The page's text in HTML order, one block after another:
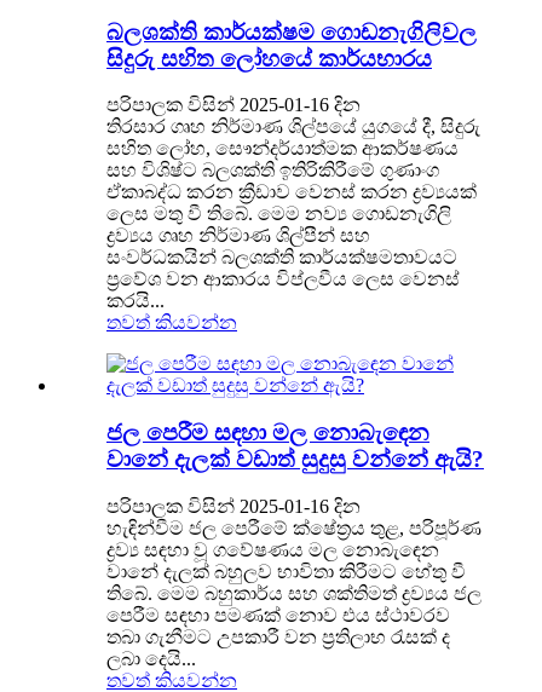
බලශක්ති කාර්යක්ෂම ගොඩනැගිලිවල
සිදුරු සහිත ලෝහයේ කාර්යභාරය
පරිපාලක විසින් 2025-01-16 දින
තිරසාර ගෘහ නිර්මාණ ශිල්පයේ යුගයේ දී, සිදුරු
සහිත ලෝහ, සෞන්දර්යාත්මක ආකර්ෂණය
සහ විශිෂ්ට බලශක්ති ඉතිරිකිරීමේ ගුණාංග
ඒකාබද්ධ කරන ක්‍රීඩාව වෙනස් කරන ද්‍රව්‍යයක්
ලෙස මතු වී තිබේ. මෙම නව්‍ය ගොඩනැගිලි
ද්‍රව්‍යය ගෘහ නිර්මාණ ශිල්පීන් සහ
සංවර්ධකයින් බලශක්ති කාර්යක්ෂමතාවයට
ප්‍රවේශ වන ආකාරය විප්ලවීය ලෙස වෙනස්
කරයි...
තවත් කියවන්න
ජල පෙරීම සඳහා මල නොබැඳෙන
වානේ දැලක් වඩාත් සුදුසු වන්නේ ඇයි?
පරිපාලක විසින් 2025-01-16 දින
හැඳින්වීම ජල පෙරීමේ ක්ෂේත්‍රය තුළ, පරිපූර්ණ
ද්‍රව්‍ය සඳහා වූ ගවේෂණය මල නොබැඳෙන
වානේ දැලක් බහුලව භාවිතා කිරීමට හේතු වී
තිබේ. මෙම බහුකාර්ය සහ ශක්තිමත් ද්‍රව්‍යය ජල
පෙරීම සඳහා පමණක් නොව එය ස්ථාවරව
තබා ගැනීමට උපකාරී වන ප්‍රතිලාභ රැසක් ද
ලබා දෙයි...
තවත් කියවන්න